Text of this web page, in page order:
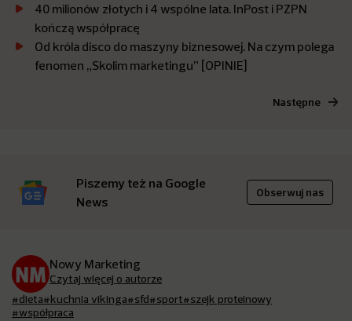
40 milionów złotych i 4 wspólne lata. InPost i PZPN
kończą współpracę
Od króla disco do maszyny biznesowej. Na czym polega
fenomen „Skolim marketingu” [OPINIE]
Następne
Piszemy też na Google
News
Obserwuj nas
Nowy Marketing
Czytaj więcej o autorze
#dieta#kuchnia vikinga#sfd#sport#szejk proteinowy
#współpraca